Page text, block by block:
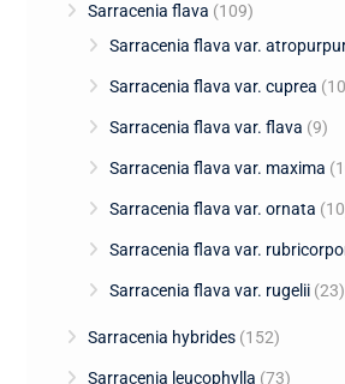
Sarracenia flava (109)
Sarracenia flava var.
Sarracenia flava var. cuprea
Sarracenia flava var. flava (9)
Sarracenia flava var. maxima
Sarracenia flava var. ornata
Sarracenia flava var.
Sarracenia flava var. rugelii (23)
Sarracenia hybrides (152)
Sarracenia leucophylla (73)